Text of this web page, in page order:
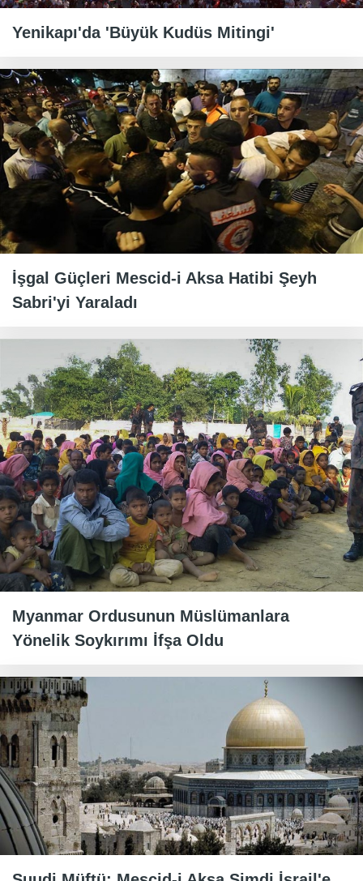
Yenikapı'da 'Büyük Kudüs Mitingi'
İşgal Güçleri Mescid-i Aksa Hatibi Şeyh
Sabri'yi Yaraladı
Myanmar Ordusunun Müslümanlara
Yönelik Soykırımı İfşa Oldu